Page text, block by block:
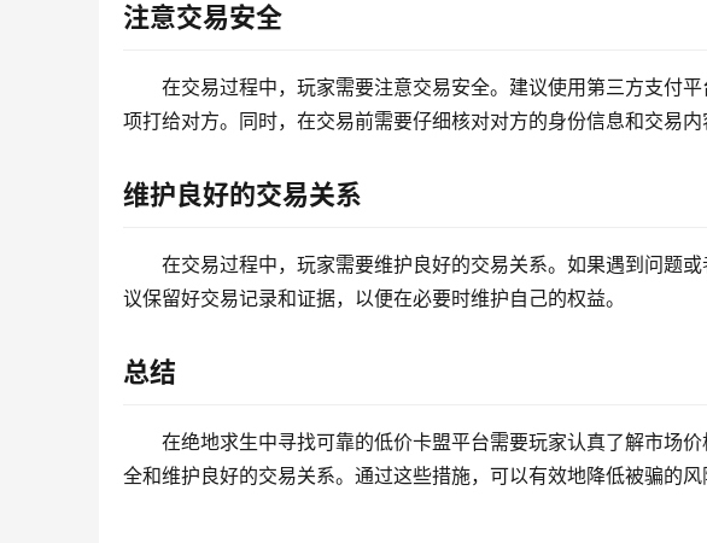
注意交易安全
在交易过程中，玩家需要注意交易安全。建议使用第三方支付
项打给对方。同时，在交易前需要仔细核对对方的身份信息和交易内
维护良好的交易关系
在交易过程中，玩家需要维护良好的交易关系。如果遇到问题
议保留好交易记录和证据，以便在必要时维护自己的权益。
总结
在绝地求生中寻找可靠的低价卡盟平台需要玩家认真了解市场
全和维护良好的交易关系。通过这些措施，可以有效地降低被骗的风